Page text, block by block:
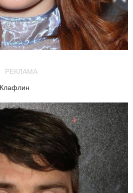
РЕКЛАМА